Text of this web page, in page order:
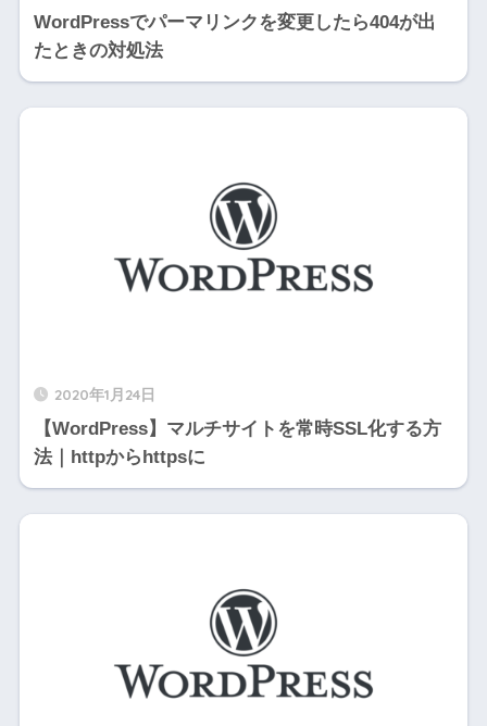
WordPressでパーマリンクを変更したら404が出
たときの対処法
2020年1月24日
【WordPress】マルチサイトを常時SSL化する方
法｜httpからhttpsに